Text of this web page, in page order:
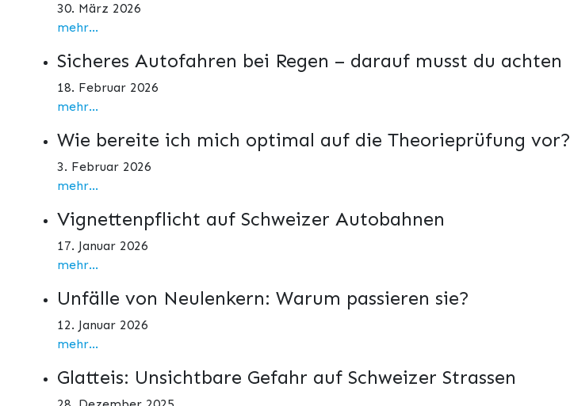
30. März 2026
mehr...
Sicheres Autofahren bei Regen – darauf musst du achten
18. Februar 2026
mehr...
Wie bereite ich mich optimal auf die Theorieprüfung vor?
3. Februar 2026
mehr...
Vignettenpflicht auf Schweizer Autobahnen
17. Januar 2026
mehr...
Unfälle von Neulenkern: Warum passieren sie?
12. Januar 2026
mehr...
Glatteis: Unsichtbare Gefahr auf Schweizer Strassen